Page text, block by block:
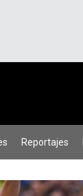
Reportajes